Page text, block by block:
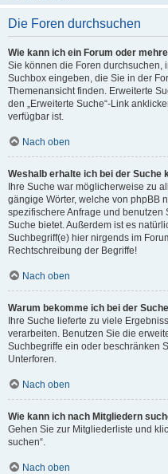
Die Foren durchsuchen
Wie kann ich ein Forum oder
Sie können die Foren durchsuchen,
Suchbox eingeben, die Sie in der
Themenansicht finden. Erweiterte
den „Erweiterte Suche“-Link
verfügbar ist.
Nach oben
Weshalb erhalte ich bei der Suche
Ihre Suche war möglicherweise zu
gängige Wörter, welche von phpBB
spezifischere Anfrage und
Suche bietet. Außerdem ist es
Suchbegriff(e) hier nirgends im
Rechtschreibung der Begriffe!
Nach oben
Warum bekomme ich bei der
Ihre Suche lieferte zu viele
verarbeiten. Benutzen Sie die
Suchbegriffe ein oder beschränken
Unterforen.
Nach oben
Wie kann ich nach Mitgliedern
Gehen Sie zur Mitgliederliste und
suchen“.
Nach oben